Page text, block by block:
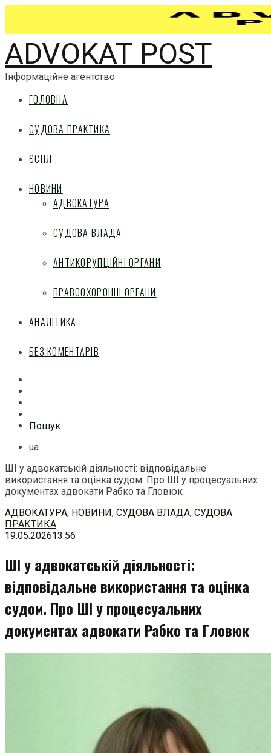
ADVOKAT POST
Інформаційне агентство
ГОЛОВНА
СУДОВА ПРАКТИКА
ЄСПЛ
НОВИНИ
АДВОКАТУРА
СУДОВА ВЛАДА
АНТИКОРУПЦІЙНІ ОРГАНИ
ПРАВООХОРОННІ ОРГАНИ
АНАЛІТИКА
БЕЗ КОМЕНТАРІВ
Пошук
ua
ШІ у адвокатській діяльності: відповідальне
використання та оцінка судом. Про ШІ у процесуальних
документах адвокати Рабко та Гловюк
Перейти
до
змісту
АДВОКАТУРА, НОВИНИ, СУДОВА ВЛАДА, СУДОВА
ПРАКТИКА
19.05.202613:56
ШІ у адвокатській діяльності:
відповідальне використання та оцінка
судом. Про ШІ у процесуальних
документах адвокати Рабко та Гловюк